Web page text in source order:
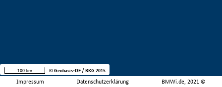
Impressum Datenschutzerklärung BMWi.de, 2021 ©
100 km © Geobasis-DE / BKG 2015